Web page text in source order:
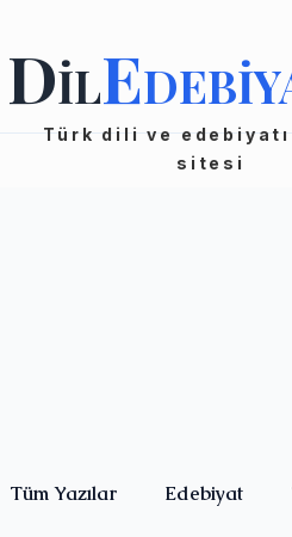
DİLE
Türk dili ve edebiyatı
sitesi
Tüm Yazılar Edebiyat